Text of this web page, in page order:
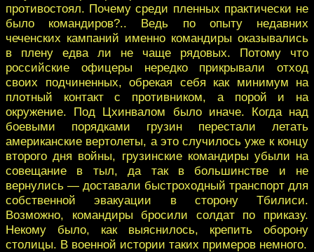
противостоял. Почему среди пленных практически не
было командиров?.. Ведь по опыту недавних
чеченских кампаний именно командиры оказывались
в плену едва ли не чаще рядовых. Потому что
российские офицеры нередко прикрывали отход
своих подчиненных, обрекая себя как минимум на
плотный контакт с противником, а порой и на
окружение. Под Цхинвалом было иначе. Когда над
боевыми порядками грузин перестали летать
американские вертолеты, а это случилось уже к концу
второго дня войны, грузинские командиры убыли на
совещание в тыл, да так в большинстве и не
вернулись — доставали быстроходный транспорт для
собственной эвакуации в сторону Тбилиси.
Возможно, командиры бросили солдат по приказу.
Некому было, как выяснилось, крепить оборону
столицы. В военной истории таких примеров немного.